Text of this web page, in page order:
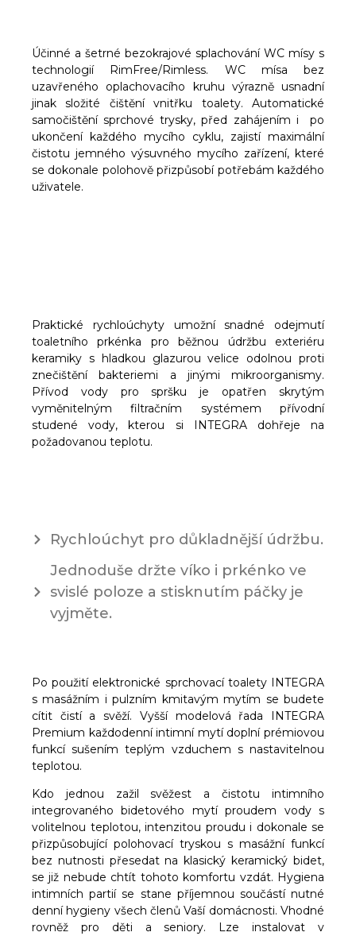
Účinné a šetrné bezokrajové splachování WC mísy s
technologií RimFree/Rimless. WC mísa bez
uzavřeného oplachovacího kruhu výrazně usnadní
jinak složité čištění vnitřku toalety. Automatické
samočištění sprchové trysky, před zahájením i po
ukončení každého mycího cyklu, zajistí maximální
čistotu jemného výsuvného mycího zařízení, které
se dokonale polohově přizpůsobí potřebám každého
uživatele.
Praktické rychloúchyty umožní snadné odejmutí
toaletního prkénka pro běžnou údržbu exteriéru
keramiky s hladkou glazurou velice odolnou proti
znečištění bakteriemi a jinými mikroorganismy.
Přívod vody pro spršku je opatřen skrytým
vyměnitelným filtračním systémem přívodní
studené vody, kterou si INTEGRA dohřeje na
požadovanou teplotu.
Rychloúchyt pro důkladnější údržbu.
Jednoduše držte víko i prkénko ve
svislé poloze a stisknutím páčky je
vyjměte.
Po použití elektronické sprchovací toalety INTEGRA
s masážním i pulzním kmitavým mytím se budete
cítit čistí a svěží. Vyšší modelová řada INTEGRA
Premium každodenní intimní mytí doplní prémiovou
funkcí sušením teplým vzduchem s nastavitelnou
teplotou.
Kdo jednou zažil svěžest a čistotu intimního
integrovaného bidetového mytí proudem vody s
volitelnou teplotou, intenzitou proudu i dokonale se
přizpůsobující polohovací tryskou s masážní funkcí
bez nutnosti přesedat na klasický keramický bidet,
se již nebude chtít tohoto komfortu vzdát. Hygiena
intimních partií se stane příjemnou součástí nutné
denní hygieny všech členů Vaší domácnosti. Vhodné
rovněž pro děti a seniory. Lze instalovat v